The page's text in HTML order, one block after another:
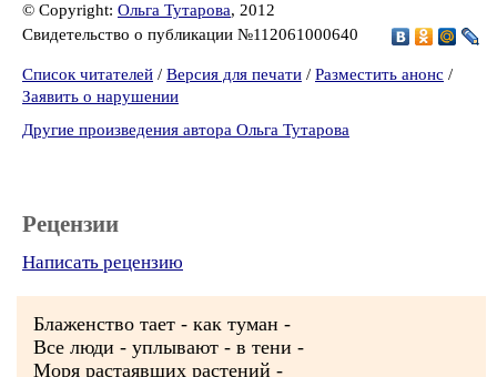
© Copyright: Ольга Тутарова, 2012
Свидетельство о публикации №112061000640
Список читателей / Версия для печати / Разместить анонс /
Заявить о нарушении
Другие произведения автора Ольга Тутарова
Рецензии
Написать рецензию
Блаженство тает - как туман -
Все люди - уплывают - в тени -
Моря растаявших растений -